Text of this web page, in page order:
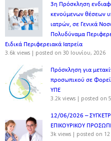
3η Πρόσκληση
κενούμενων θέσεων
ιατρών, σε Γενικά
Πολυδύναμα
Ειδικά Περιφερειακά Ιατρεία
3.6k views | posted on 30 Ιουνίου, 2026
Πρόσκληση για
προσωπικού σε
ΥΠΕ
3.2k views | posted on
12/06/2026 –
ΕΠΙΚΟΥΡΙΚΟΥ
3k views | posted on 12